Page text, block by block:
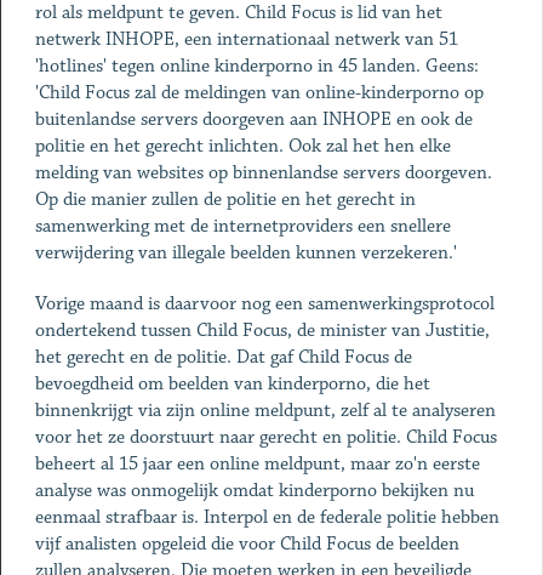
rol als meldpunt te geven. Child Focus is lid van het
netwerk INHOPE, een internationaal netwerk van 51
'hotlines' tegen online kinderporno in 45 landen. Geens:
'Child Focus zal de meldingen van online-kinderporno op
buitenlandse servers doorgeven aan INHOPE en ook de
politie en het gerecht inlichten. Ook zal het hen elke
melding van websites op binnenlandse servers doorgeven.
Op die manier zullen de politie en het gerecht in
samenwerking met de internetproviders een snellere
verwijdering van illegale beelden kunnen verzekeren.'
Vorige maand is daarvoor nog een samenwerkingsprotocol
ondertekend tussen Child Focus, de minister van Justitie,
het gerecht en de politie. Dat gaf Child Focus de
bevoegdheid om beelden van kinderporno, die het
binnenkrijgt via zijn online meldpunt, zelf al te analyseren
voor het ze doorstuurt naar gerecht en politie. Child Focus
beheert al 15 jaar een online meldpunt, maar zo'n eerste
analyse was onmogelijk omdat kinderporno bekijken nu
eenmaal strafbaar is. Interpol en de federale politie hebben
vijf analisten opgeleid die voor Child Focus de beelden